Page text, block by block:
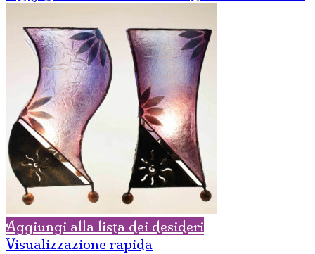
Aggiungi alla lista dei desideri
Visualizzazione rapida